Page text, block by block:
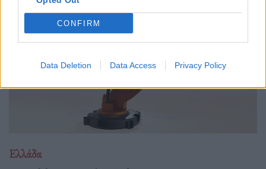
CONFIRM
Data Deletion Data Access Privacy Policy
Ελλάδα